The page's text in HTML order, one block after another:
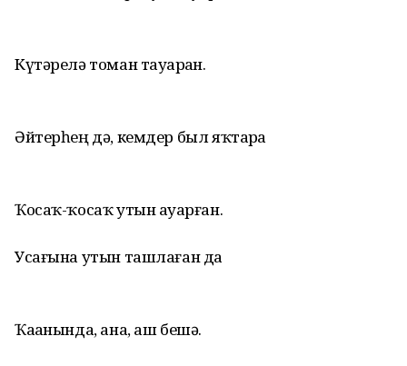
Күтәрелә томан тауҙарҙан.
Әйтерһең дә, кемдер был яҡтарҙа
Ҡосаҡ-ҡосаҡ утын ауҙарған.
Усағына утын ташлаған да
Ҡаҙанында, ана, аш бешә.